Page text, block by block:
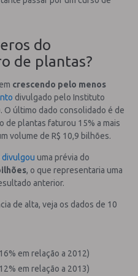
do
de plantas?
crescendo pelo menos
divulgado pelo Instituto
último dado consolidado é de
de plantas faturou 15% a mais
volume de R$ 10,9 bilhões.
divulgou uma prévia do
, o que representaria uma
anterior.
de alta, veja os dados de 10
em relação a 2012)
em relação a 2013)